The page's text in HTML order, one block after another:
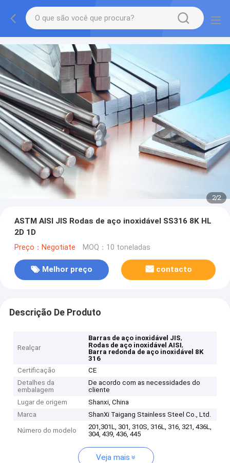
2/2
ASTM AISI JIS Rodas de aço inoxidável SS316 8K HL
2D 1D
Preço：Negotiate MOQ：10 toneladas
Melhor preço contacto
Descrição De Produto
Realçar
Barras de aço inoxidável JIS,
Rodas de aço inoxidável AISI,
Barra redonda de aço inoxidável 8K
316
Certificação
CE
Detalhes da
embalagem
De acordo com as necessidades do
cliente
Lugar de origem
Shanxi, China
Marca
ShanXi Taigang Stainless Steel Co., Ltd.
Número do modelo
201,301L, 301, 310S, 316L, 316, 321, 436L,
304, 439, 436, 445
Veja mais